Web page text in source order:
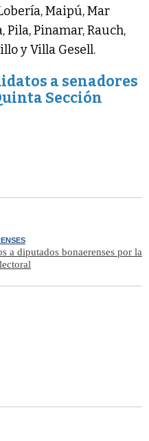
Maipú, Mar
Pila, Pinamar, Rauch,
y Villa Gesell.
a senadores
Sección
a diputados bonaerenses por la